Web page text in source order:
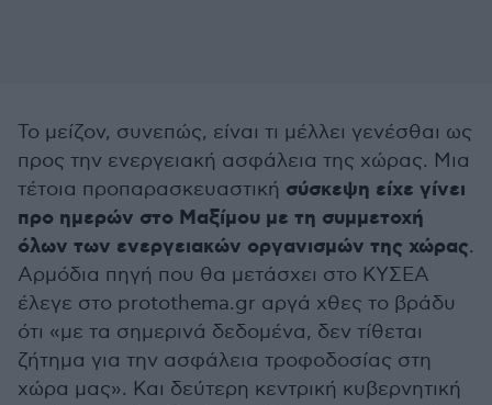
Το μείζον, συνεπώς, είναι τι μέλλει γενέσθαι ως
προς την ενεργειακή ασφάλεια της χώρας. Μια
τέτοια προπαρασκευαστική σύσκεψη είχε γίνει
προ ημερών στο Μαξίμου με τη συμμετοχή
όλων των ενεργειακών οργανισμών της χώρας.
Αρμόδια πηγή που θα μετάσχει στο ΚΥΣΕΑ
έλεγε στο protothema.gr αργά χθες το βράδυ
ότι «με τα σημερινά δεδομένα, δεν τίθεται
ζήτημα για την ασφάλεια τροφοδοσίας στη
χώρα μας». Και δεύτερη κεντρική κυβερνητική